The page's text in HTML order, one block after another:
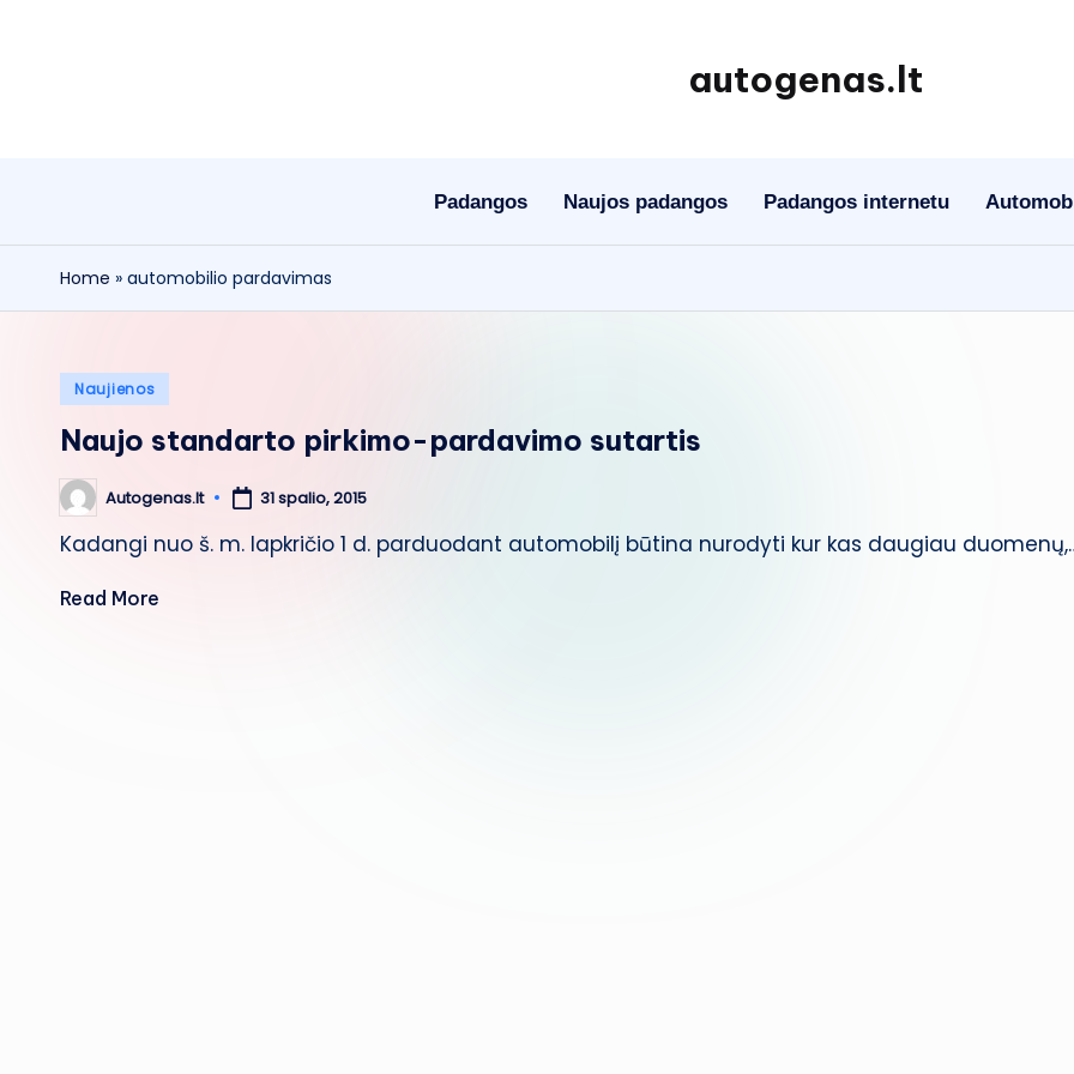
autogenas.lt
Padangos Naujos padangos Padangos internetu
Home » automobilio pardavimas
Posted
Naujienos
Naujo standarto pirkimo-pardavimo sutartis
Posted
by
Autogenas.lt 31 spalio, 2015
Kadangi nuo š. m. lapkričio 1 d. parduodant automobilį būtina nurodyti kur kas daugiau
Read More